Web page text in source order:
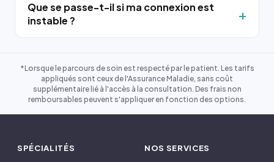
Que se passe-t-il si ma connexion est
instable ?
*Lorsque le parcours de soin est respecté par le patient. Les tarifs
appliqués sont ceux de l'Assurance Maladie, sans coût
supplémentaire lié à l'accès à la consultation. Des frais non
remboursables peuvent s'appliquer en fonction des options.
SPÉCIALITÉS NOS SERVICES